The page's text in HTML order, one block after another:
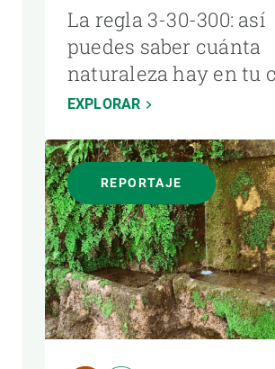
La regla 3-30-300: así
puedes saber cuánta
naturaleza hay en tu
EXPLORAR
REPORTAJE